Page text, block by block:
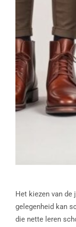
Het kiezen van de
gelegenheid kan
die nette leren